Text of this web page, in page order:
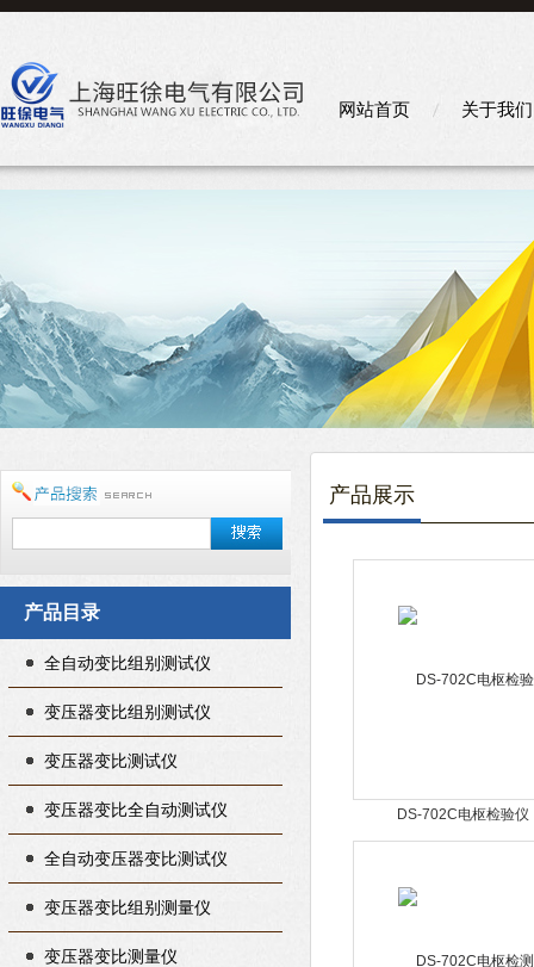
网站首页 关于我们
产品目录
全自动变比组别测试仪
变压器变比组别测试仪
变压器变比测试仪
变压器变比全自动测试仪
全自动变压器变比测试仪
变压器变比组别测量仪
变压器变比测量仪
产品展示
DS-702C电枢检验仪